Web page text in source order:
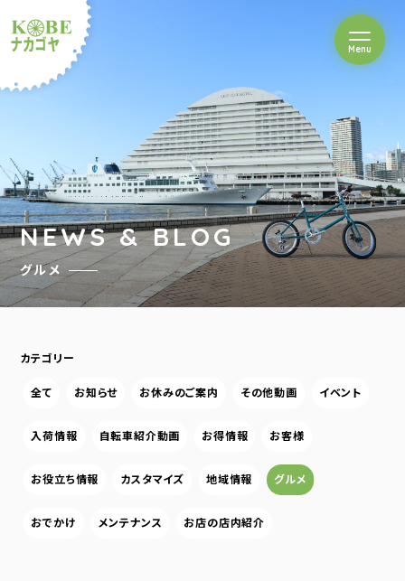
ルショップナカゴヤ
Menuを開閉
NEWS & BLOG
グルメ
カテゴリー
全て お知らせ お休みのご案内 その他動画 イベント
入荷情報 自転車紹介動画 お得情報 お客様
お役立ち情報 カスタマイズ 地域情報 グルメ
おでかけ メンテナンス お店の店内紹介